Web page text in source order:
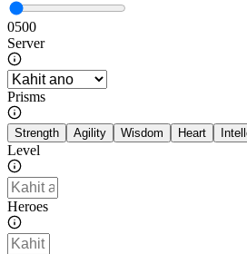
0500
Server
Prisms
Strength Agility Wisdom Heart
Level
Heroes